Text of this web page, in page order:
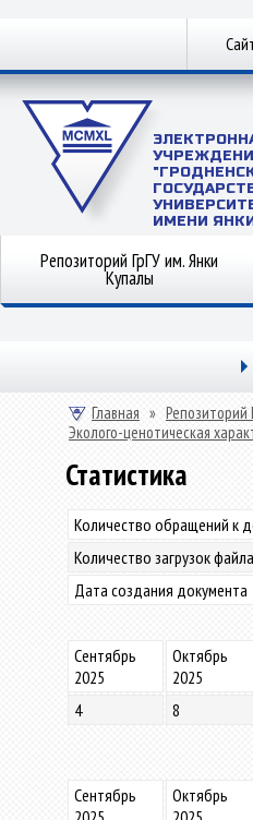
ИМЕНИ
Репозиторий ГрГУ им. Янки
Купалы
Главная » Репозиторий
Эколого-ценотическая
Статистика
Количество обращений к
Количество загрузок файла
Дата создания документа
Сентябрь
2025
Октябрь
2025
4
8
Сентябрь
Октябрь